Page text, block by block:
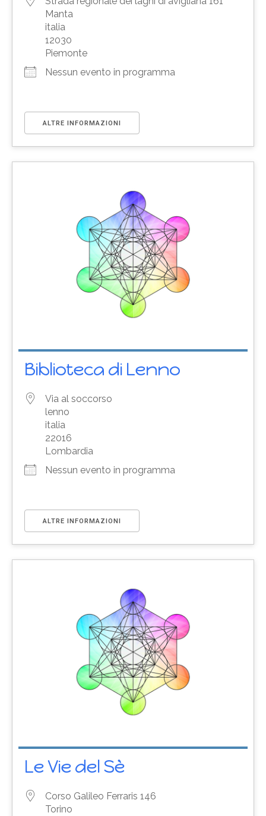
Manta
italia
12030
Piemonte
Nessun evento in programma
ALTRE INFORMAZIONI
Biblioteca di Lenno
Via al soccorso
lenno
italia
22016
Lombardia
Nessun evento in programma
ALTRE INFORMAZIONI
Le Vie del Sè
Corso Galileo Ferraris 146
Torino